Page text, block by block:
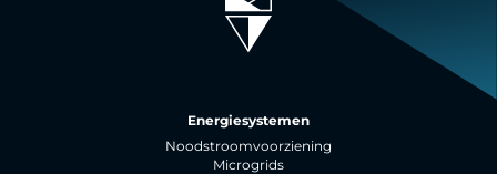
Energiesystemen
Noodstroomvoorziening
Microgrids